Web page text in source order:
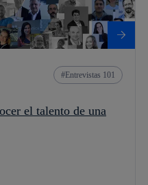
Entrevistas 101
el talento de una